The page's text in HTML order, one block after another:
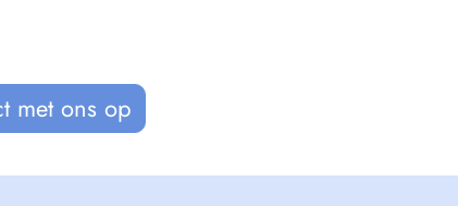
met ons op